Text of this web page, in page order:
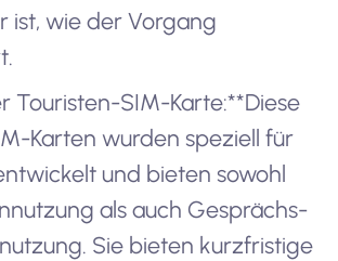
ist, wie der Vorgang
Touristen-SIM-Karte:**Diese
Karten wurden speziell für
und bieten sowohl
als auch Gesprächs-
Sie bieten kurzfristige